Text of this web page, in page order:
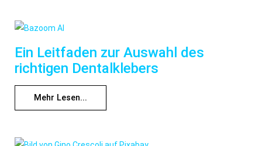
Ein Leitfaden zur Auswahl des
richtigen Dentalklebers
Mehr Lesen...